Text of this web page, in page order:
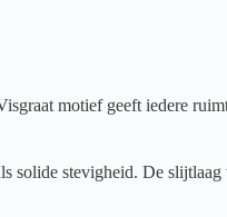
motief geeft iedere
solide stevigheid. De